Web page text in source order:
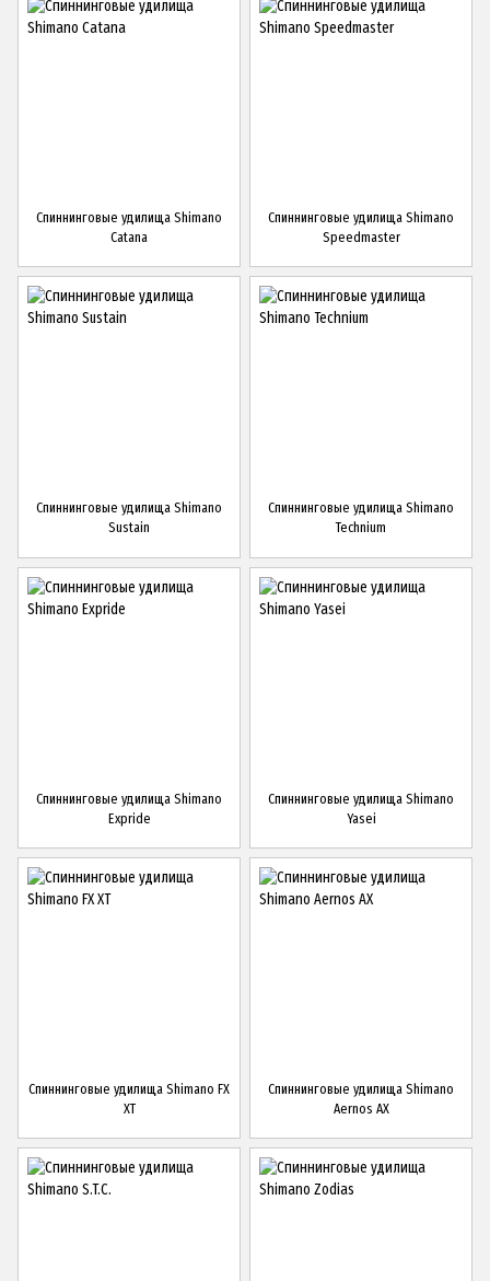
Спиннинговые удилища Shimano
Catana
Спиннинговые удилища Shimano
Speedmaster
Спиннинговые удилища Shimano
Sustain
Спиннинговые удилища Shimano
Technium
Спиннинговые удилища Shimano
Expride
Спиннинговые удилища Shimano
Yasei
Спиннинговые удилища Shimano FX
XT
Спиннинговые удилища Shimano
Aernos AX